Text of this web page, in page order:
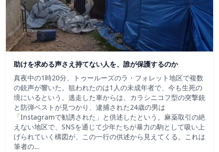
助けを求める声さえ持てない人を、誰が保護するのか
真夜中の1時20分、トゥールーズのラ・フォレット地区で複数
の銃声が響いた。狙われたのは1人の未成年者で、今も生死の
境にいるという。逃走した車からは、カラシニコフ型の突撃銃
と防弾ベストが見つかり、逮捕された24歳の男は
「Instagramで勧誘された」と供述したという。麻薬取引の絶
えない地区で、SNSを通じて少年たちが暴力の駒として吸い上
げられていく構図が、この一行の供述から見えてくる。これは
筆者の…